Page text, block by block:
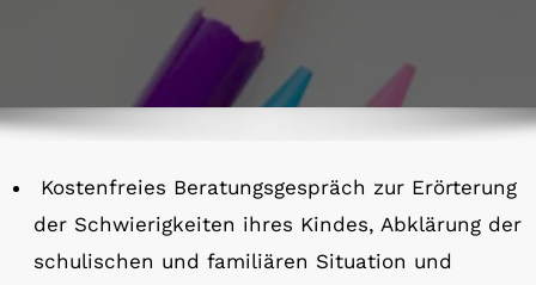
Kostenfreies Beratungsgespräch zur Erörterung
der Schwierigkeiten ihres Kindes, Abklärung der
schulischen und familiären Situation und